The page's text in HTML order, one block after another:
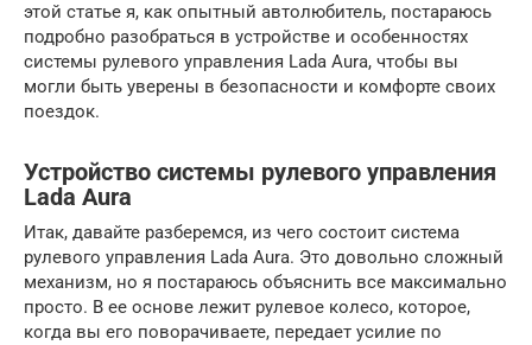
этой статье я, как опытный автолюбитель, постараюсь
подробно разобраться в устройстве и особенностях
системы рулевого управления Lada Aura, чтобы вы
могли быть уверены в безопасности и комфорте своих
поездок.
Устройство системы рулевого управления
Lada Aura
Итак, давайте разберемся, из чего состоит система
рулевого управления Lada Aura. Это довольно сложный
механизм, но я постараюсь объяснить все максимально
просто. В ее основе лежит рулевое колесо, которое,
когда вы его поворачиваете, передает усилие по